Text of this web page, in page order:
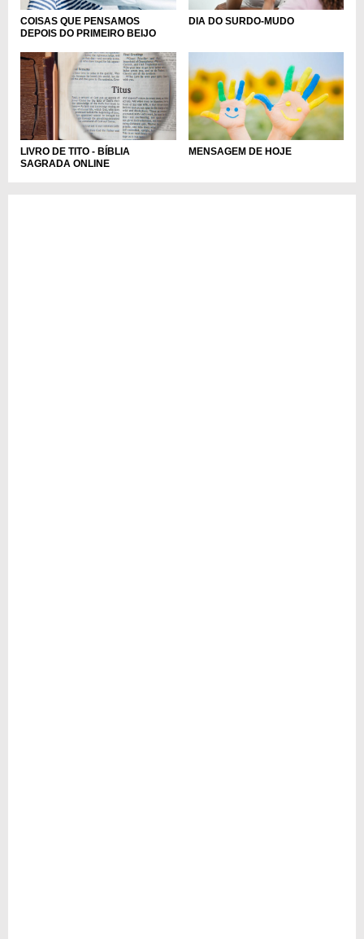
COISAS QUE PENSAMOS
DEPOIS DO PRIMEIRO BEIJO
DIA DO SURDO-MUDO
LIVRO DE TITO - BÍBLIA
SAGRADA ONLINE
MENSAGEM DE HOJE